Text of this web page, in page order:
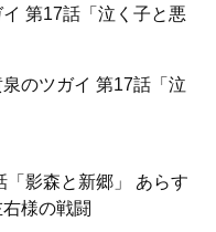
第17話「泣く子と悪
のツガイ 第17話「泣
「影森と新郷」 あらす
様の戦闘